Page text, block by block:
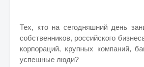
Тех, кто на сегодняшний день
собственников, российского
корпораций, крупных компаний,
успешные люди?